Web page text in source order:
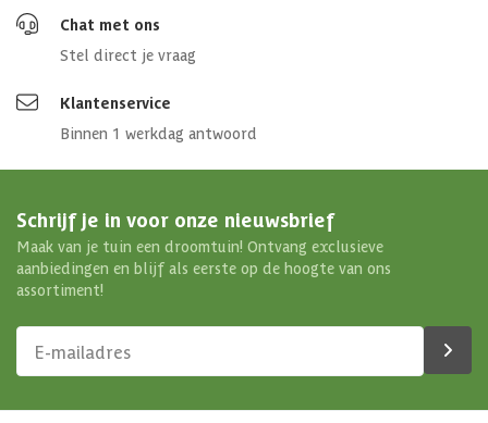
Chat met ons
Stel direct je vraag
Klantenservice
Binnen 1 werkdag antwoord
Schrijf je in voor onze nieuwsbrief
Maak van je tuin een droomtuin! Ontvang exclusieve
aanbiedingen en blijf als eerste op de hoogte van ons
assortiment!